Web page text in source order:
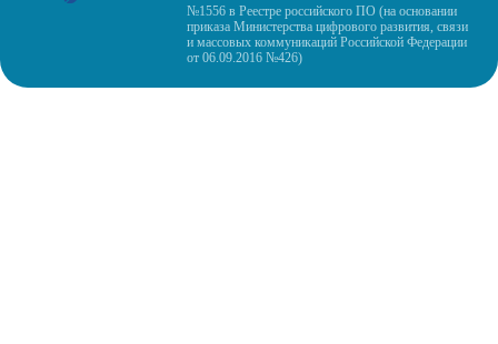
№1556 в Реестре российского ПО (на основании
приказа Министерства цифрового развития, связи
и массовых коммуникаций Российской Федерации
от 06.09.2016 №426)